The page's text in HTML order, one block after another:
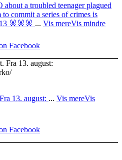
a troubled teenager plagued
commit a series of crimes is
🐰🐰🐰 ... Vis mereVis mindre
Facebook
13. august: ... Vis mereVis
Facebook